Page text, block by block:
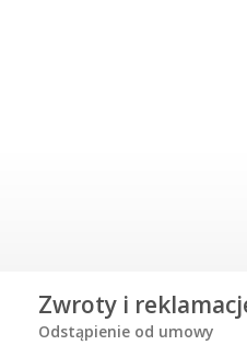
Zwroty i
Odstąpienie od umowy